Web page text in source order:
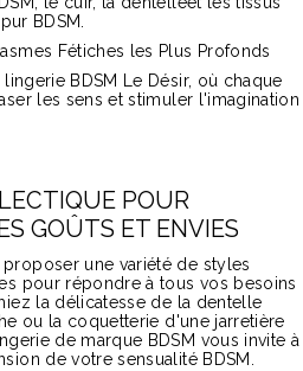
BDSM.
Fétiches les Plus Profonds
BDSM Le Désir, où chaque
les sens et stimuler l'imagination
POUR
GOÛTS ET ENVIES
une variété de styles
pour répondre à tous vos besoins
la délicatesse de la dentelle
ou la coquetterie d'une jarretière
de marque BDSM vous invite à
de votre sensualité BDSM.